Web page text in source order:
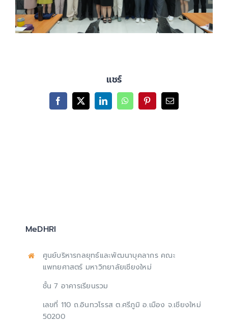
แชร์
Facebook
X LinkedInWhatsAppPinterestEmail
MeDHRI
ศูนย์บริหารกลยุทธ์และพัฒนาบุคลากร คณะ
แพทยศาสตร์ มหาวิทยาลัยเชียงใหม่
ชั้น 7 อาคารเรียนรวม
เลขที่ 110 ถ.อินทวโรรส ต.ศรีภูมิ อ.เมือง จ.เชียงใหม่
50200